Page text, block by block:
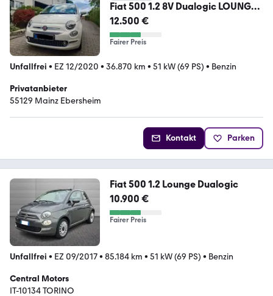
Fiat 500 1.2 8V Dualogic LOUNGE
LOUNGE
12.500 €
Fairer Preis
Unfallfrei • EZ 12/2020 • 36.870 km • 51 kW (69 PS) • Benzin
Privatanbieter
55129 Mainz Ebersheim
Kontakt Parken
Fiat 500 1.2 Lounge Dualogic
10.900 €
Fairer Preis
Unfallfrei • EZ 09/2017• 85.184 km • 51 kW (69 PS) • Benzin
Central Motors
IT-10134 TORINO